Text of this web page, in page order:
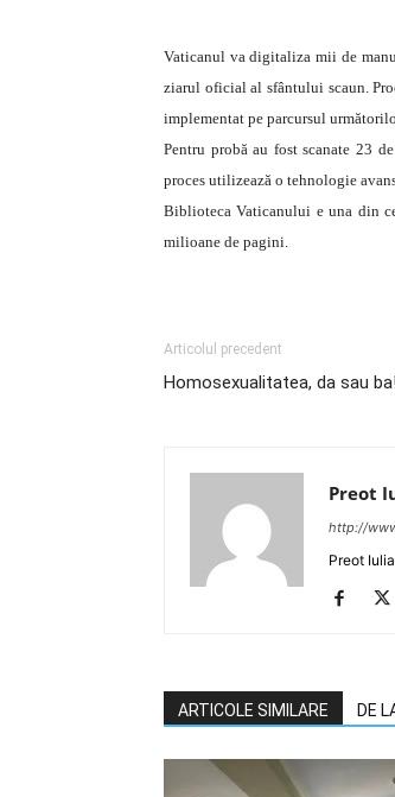
Vaticanul va digitaliza mii de
ziarul oficial al sfântului scaun.
implementat pe parcursul
Pentru probă au fost scanate 23
proces utilizează o tehnologie
Biblioteca Vaticanului e una din
milioane de pagini.
Articolul precedent
Homosexualitatea, da sau ba!
Preot
http://
Preot
ARTICOLE SIMILARE DE